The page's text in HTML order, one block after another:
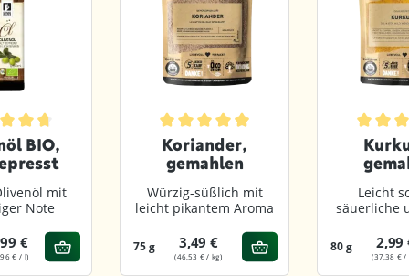
5 SternenBewertung von 4.8 von 5 Sternen
BIO,
mit
Note
€
€ / l)
Durchschnittliche Bewertung von 4.9 von
Koriander,
gemahlen
Würzig-süßlich mit
leicht pikantem Aroma
75 g 3,49 €
(46,53 € / kg)
Leicht
säuerliche
80 g 2,99
(37,38 € /